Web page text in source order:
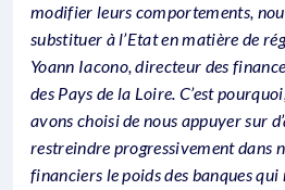
modifier leurs comportements,
substituer à l’Etat en matière de
Yoann Iacono, directeur des
des Pays de la Loire. C’est
avons choisi de nous appuyer sur
restreindre progressivement dans
financiers le poids des banques qui